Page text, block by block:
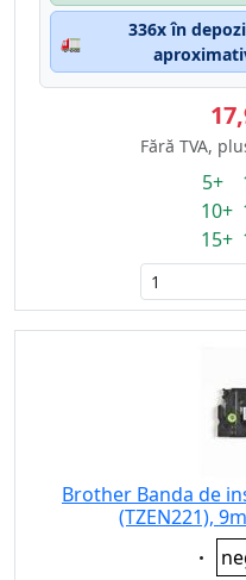
🚛
336x în
Fără TVA,
5+
10+
15+
Brother Banda de
(TZEN221),